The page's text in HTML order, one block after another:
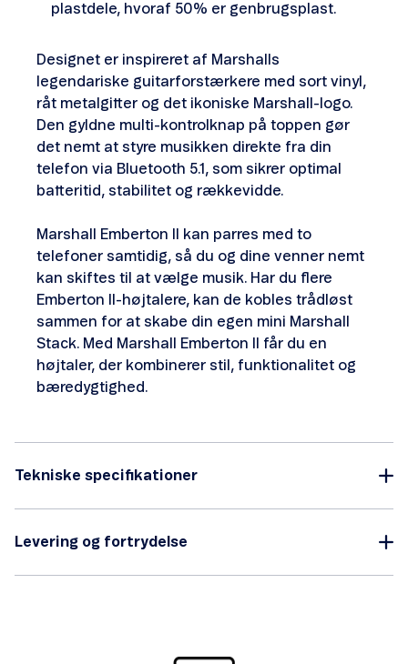
plastdele, hvoraf 50% er genbrugsplast.
Designet er inspireret af Marshalls
legendariske guitarforstærkere med sort vinyl,
råt metalgitter og det ikoniske Marshall-logo.
Den gyldne multi-kontrolknap på toppen gør
det nemt at styre musikken direkte fra din
telefon via Bluetooth 5.1, som sikrer optimal
batteritid, stabilitet og rækkevidde.
Marshall Emberton II kan parres med to
telefoner samtidig, så du og dine venner nemt
kan skiftes til at vælge musik. Har du flere
Emberton II-højtalere, kan de kobles trådløst
sammen for at skabe din egen mini Marshall
Stack. Med Marshall Emberton II får du en
højtaler, der kombinerer stil, funktionalitet og
bæredygtighed.
Tekniske specifikationer
Levering og fortrydelse